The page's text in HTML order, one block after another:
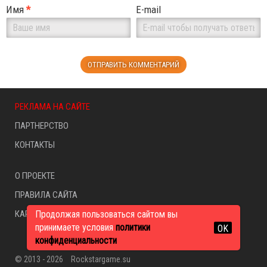
Имя* E-mail
РЕКЛАМА НА САЙТЕ
ПАРТНЕРСТВО
КОНТАКТЫ
О ПРОЕКТЕ
ПРАВИЛА САЙТА
КАРТА САЙТА
Продолжая пользоваться сайтом вы
принимаете условия политики
конфиденциальности
OK
© 2013 - 2026 Rockstargame.su